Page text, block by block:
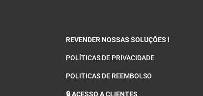
REVENDER NOSSAS SOLUÇÕES !
POLÍTICAS DE PRIVACIDADE
POLITICAS DE REEMBOLSO
🔒 ACESSO A CLIENTES